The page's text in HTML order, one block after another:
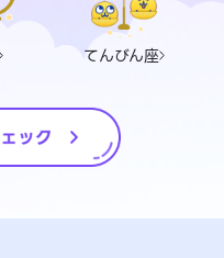
てんびん座